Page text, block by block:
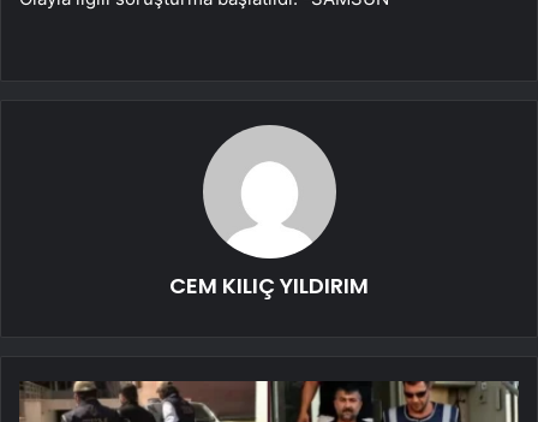
CEM KILIÇ YILDIRIM